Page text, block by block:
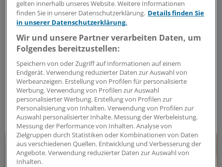
Therapieoptionen und ihre Verfügbarkeit
„Welle an Neuerungen“: vfa-Präsident Steutel
über Arznei-Innovationen für die Praxis und
den internationalen Wettbewerb
Bei neuen Arzneimitteln im hausärztlichen Bereich
passiere „extrem viel“, sagt vfa-Präsident Han Steutel.
Er spricht über „Durchbrüche“ bei Typ-1-Diabetes
und MASH und erklärt, warum ein schneller Zugang
zu neuen Therapien in Deutschland nicht mehr so
selbstverständlich ist.
gelten innerhalb unseres Website. Weitere Informationen
finden Sie in unserer Datenschutzerklärung. Details finden Sie
in unserer Datenschutzerklärung.
Wir und unsere Partner verarbeiten Daten, um
Folgendes bereitzustellen:
Speichern von oder Zugriff auf Informationen auf einem
Endgerät. Verwendung reduzierter Daten zur Auswahl von
Werbeanzeigen. Erstellung von Profilen für personalisierte
Werbung. Verwendung von Profilen zur Auswahl
personalisierter Werbung. Erstellung von Profilen zur
Personalisierung von Inhalten. Verwendung von Profilen zur
Auswahl personalisierter Inhalte. Messung der Werbeleistung.
Messung der Performance von Inhalten. Analyse von
Zielgruppen durch Statistiken oder Kombinationen von Daten
aus verschiedenen Quellen. Entwicklung und Verbesserung der
Angebote. Verwendung reduzierter Daten zur Auswahl von
Inhalten.